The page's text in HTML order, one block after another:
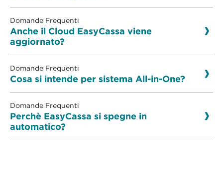
Domande Frequenti
Anche il Cloud EasyCassa viene
aggiornato?
Domande Frequenti
Cosa si intende per sistema All-in-One?
Domande Frequenti
Perchè EasyCassa si spegne in
automatico?